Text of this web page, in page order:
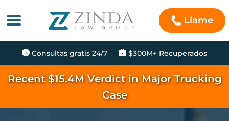
Llame
Consultas gratis 24/7 $300M+ Recuperados
Recent $15.4M Verdict in Major Trucking
Case